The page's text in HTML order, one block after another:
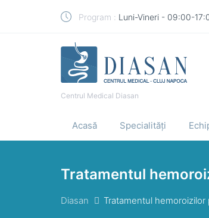
Program : Luni-Vineri - 09:00-
Centrul Medical Diasan
Acasă Specialități
Tratamentul
Diasan Tratamentul hemoroizilor